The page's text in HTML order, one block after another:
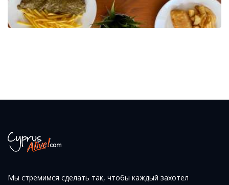
Мы стремимся сделать так, чтобы каждый захотел